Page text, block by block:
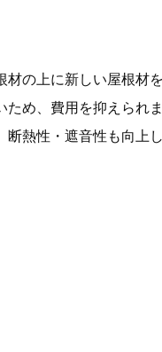
材の上に新しい屋根材
ため、費用を抑えられ
断熱性・遮音性も向上